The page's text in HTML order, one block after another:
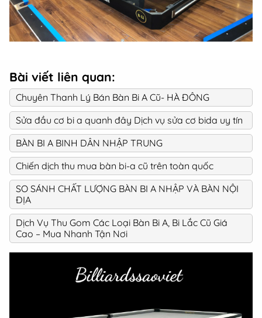
Bài viết liên quan:
Chuyên Thanh Lý Bán Bàn Bi A Cũ- HÀ ĐÔNG
Sửa đầu cơ bi a quanh đây Dịch vụ sửa cơ bida uy tín
BÀN BI A BINH DÂN NHẬP TRUNG
Chiến dịch thu mua bàn bi-a cũ trên toàn quốc
SO SÁNH CHẤT LƯỢNG BÀN BI A NHẬP VÀ BÀN NỘI
ĐỊA
Dịch Vụ Thu Gom Các Loại Bàn Bi A, Bi Lắc Cũ Giá
Cao – Mua Nhanh Tận Nơi